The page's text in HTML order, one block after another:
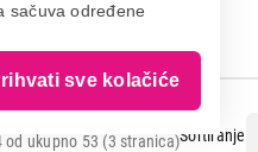
sačuva određene
sve kolačiće
Sortiranje
od ukupno 53 (3 stranica)